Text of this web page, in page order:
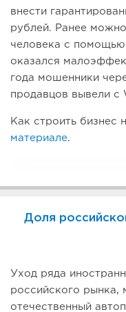
внести
рублей. Ранее
человека с помощью
оказался
года мошенники
продавцов вывели с
Как строить бизнес
материале.
Доля
Уход ряда
российского рынка,
отечественный